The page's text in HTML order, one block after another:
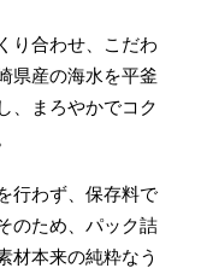
り合わせ、こだわ
県産の海水を平釜
、まろやかでコク
行わず、保存料で
のため、パック詰
材本来の純粋なう